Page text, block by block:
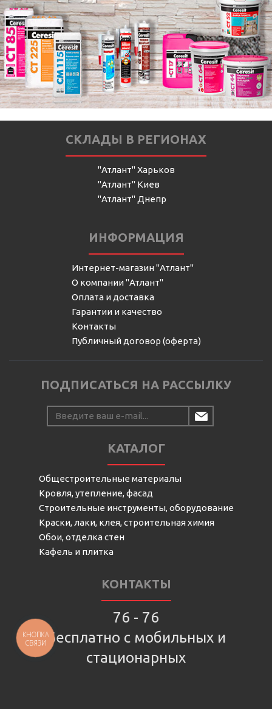
СКЛАДЫ В РЕГИОНАХ
"Атлант" Харьков
"Атлант" Киев
"Атлант" Днепр
ИНФОРМАЦИЯ
Интернет-магазин "Атлант"
О компании "Атлант"
Оплата и доставка
Гарантии и качество
Контакты
Публичный договор (оферта)
ПОДПИСАТЬСЯ НА РАССЫЛКУ
КАТАЛОГ
Общестроительные материалы
Кровля, утепление, фасад
Строительные инструменты, оборудование
Краски, лаки, клея, строительная химия
Обои, отделка стен
Кафель и плитка
КОНТАКТЫ
76 - 76
Бесплатно с мобильных и
стационарных
КНОПКА
СВЯЗИ